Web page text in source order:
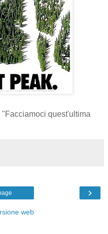
quest'ultima
›
web